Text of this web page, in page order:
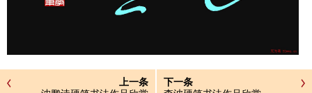
上一条
下一条